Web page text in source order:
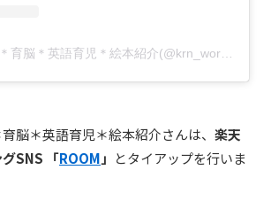
脳＊英語育児＊絵本紹介さんは、 楽天
SNS 「ROOM 」 とタイアップを行いま